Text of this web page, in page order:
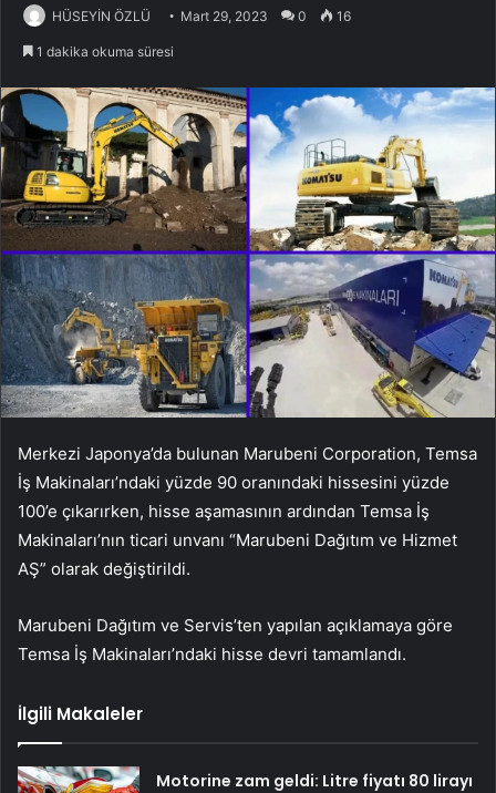
HÜSEYİN ÖZLÜ Mart 29, 2023 0 16
1 dakika okuma süresi
Merkezi Japonya’da bulunan Marubeni Corporation, Temsa
İş Makinaları’ndaki yüzde 90 oranındaki hissesini yüzde
100’e çıkarırken, hisse aşamasının ardından Temsa İş
Makinaları’nın ticari unvanı “Marubeni Dağıtım ve Hizmet
AŞ” olarak değiştirildi.
Marubeni Dağıtım ve Servis’ten yapılan açıklamaya göre
Temsa İş Makinaları’ndaki hisse devri tamamlandı.
İlgili Makaleler
Motorine zam geldi: Litre fiyatı 80 lirayı